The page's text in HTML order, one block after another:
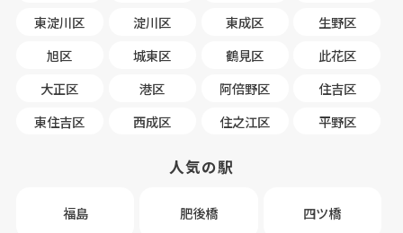
東淀川区
淀川区 東成区
生野区
旭区
城東区 鶴見区
此花区
大正区
港区 阿倍野区
住吉区
東住吉区
西成区 住之江区 平野区
人気の駅
福島 肥後橋 四ツ橋